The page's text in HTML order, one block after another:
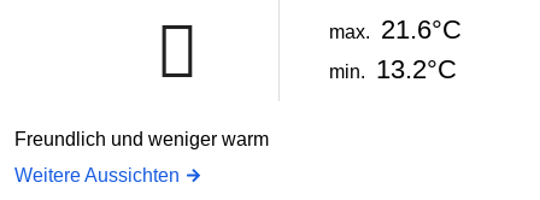
max. 21.6°C
min. 13.2°C
Freundlich und weniger warm
Weitere Aussichten